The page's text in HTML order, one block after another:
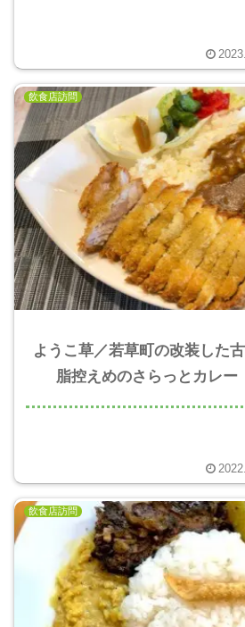
飲食店訪問
ようこ草／若草町の改装した
脂控えめのさらっとカレー
飲食店訪問